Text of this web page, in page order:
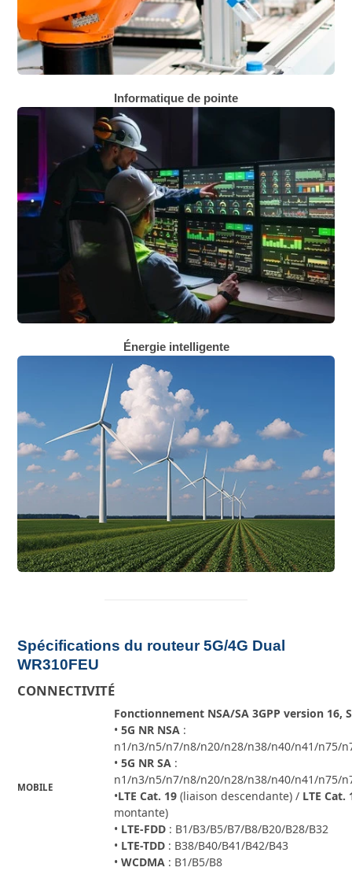
Informatique de pointe
Énergie intelligente
Spécifications du routeur 5G/4G Dual
WR310FEU
CONNECTIVITÉ
MOBILE
Fonctionnement NSA/SA 3GPP version 16,
•5G NR NSA :
n1/n3/n5/n7/n8/n20/n28/n38/n40/n41/n75/
•5G NR SA :
n1/n3/n5/n7/n8/n20/n28/n38/n40/n41/n75/
•LTE Cat. 19 (liaison descendante) / LTE Cat.
montante)
• LTE-FDD : B1/B3/B5/B7/B8/B20/B28/B32
• LTE-TDD : B38/B40/B41/B42/B43
•WCDMA : B1/B5/B8